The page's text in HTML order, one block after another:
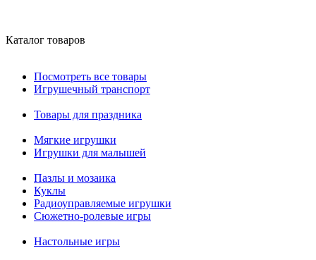
Каталог товаров
Посмотреть все товары
Игрушечный транспорт
Товары для праздника
Мягкие игрушки
Игрушки для малышей
Пазлы и мозаика
Куклы
Радиоуправляемые игрушки
Сюжетно-ролевые игры
Настольные игры